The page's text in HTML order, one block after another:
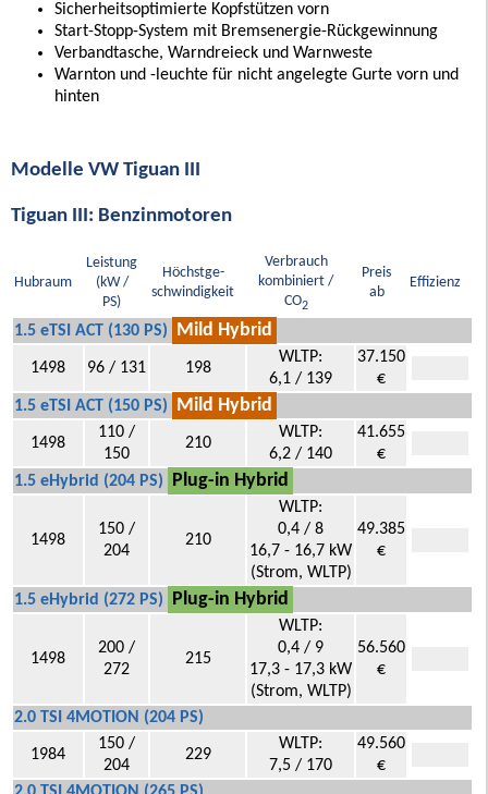
Sicherheitsoptimierte Kopfstützen vorn
Start-Stopp-System mit Bremsenergie-Rückgewinnung
Verbandtasche, Warndreieck und Warnweste
Warnton und -leuchte für nicht angelegte Gurte vorn und
hinten
Modelle VW Tiguan III
Tiguan III: Benzinmotoren
Hubraum
Leistung
(kW /
PS)
Höchstge-
schwindigkeit
Verbrauch
kombiniert /
CO2
Preis
ab
Effizienz
1.5 eTSI ACT (130 PS) Mild Hybrid
1498 96 / 131 198
WLTP:
6,1 / 139
37.150
€
1.5 eTSI ACT (150 PS)
Mild Hybrid
1498
110 /
150
210
WLTP:
6,2 / 140
41.655
€
1.5 eHybrid (204 PS)
Plug-in Hybrid
1498
150 /
204
210
WLTP:
0,4 / 8
16,7 - 16,7 kW
(Strom, WLTP)
49.385
€
1.5 eHybrid (272 PS) Plug-in Hybrid
1498
200 /
272
215
WLTP:
0,4 / 9
17,3 - 17,3 kW
(Strom, WLTP)
56.560
€
2.0 TSI 4MOTION (204 PS)
1984
150 /
204
229
WLTP:
7,5 / 170
49.560
€